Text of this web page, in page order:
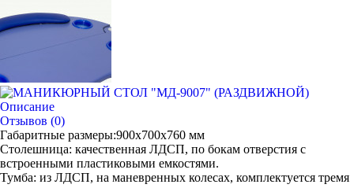
Описание
Отзывов (0)
Габаритные размеры:900х700х760 мм
Столешница: качественная ЛДСП, по бокам отверстия с
встроенными пластиковыми емкостями.
Тумба: из ЛДСП, на маневренных колесах, комплектуется тремя